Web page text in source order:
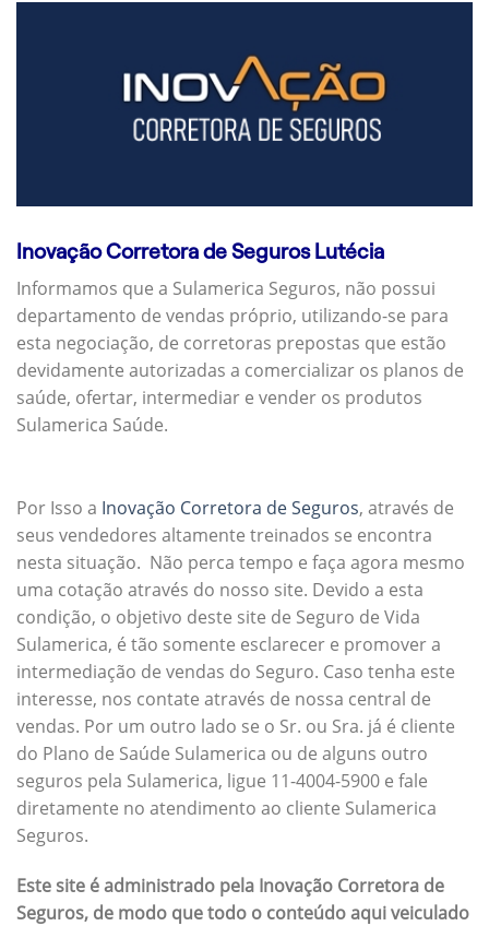
Inovação Corretora de Seguros Lutécia
Informamos que a Sulamerica Seguros, não possui
departamento de vendas próprio, utilizando-se para
esta negociação, de corretoras prepostas que estão
devidamente autorizadas a comercializar os planos de
saúde, ofertar, intermediar e vender os produtos
Sulamerica Saúde.
Por Isso a Inovação Corretora de Seguros, através de
seus vendedores altamente treinados se encontra
nesta situação. Não perca tempo e faça agora mesmo
uma cotação através do nosso site. Devido a esta
condição, o objetivo deste site de Seguro de Vida
Sulamerica, é tão somente esclarecer e promover a
intermediação de vendas do Seguro. Caso tenha este
interesse, nos contate através de nossa central de
vendas. Por um outro lado se o Sr. ou Sra. já é cliente
do Plano de Saúde Sulamerica ou de alguns outro
seguros pela Sulamerica, ligue 11-4004-5900 e fale
diretamente no atendimento ao cliente Sulamerica
Seguros.
Este site é administrado pela Inovação Corretora de
Seguros, de modo que todo o conteúdo aqui veiculado